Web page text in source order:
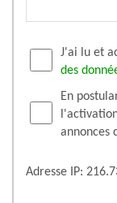
J'ai lu et
des
En
annonces
Adresse IP: